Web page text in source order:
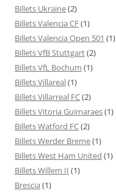
Billets Ukraine(2)
Billets Valencia CF(1)
Billets Valencia Open 501 (1)
Billets VfB Stuttgart(2)
Billets VfL Bochum (1)
Billets Villareal(1)
Billets Villarreal FC(2)
Billets Vitoria Guimaraes(1)
Billets Watford FC(2)
Billets Werder Breme(1)
Billets West Ham United (1)
Billets Willem II (1)
Brescia (1)